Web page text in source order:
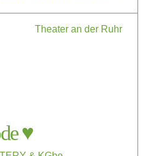
Theater an der Ruhr
♥